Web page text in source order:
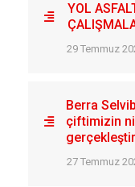
YOL
29 Temmuz
Berra
çiftimizin
27 Temmuz